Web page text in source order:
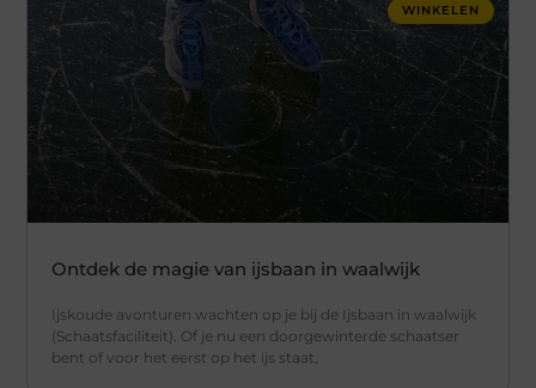
WINKELEN
Ontdek de magie van ijsbaan in waalwijk
Ijskoude avonturen wachten op je bij de Ijsbaan in waalwijk
(Schaatsfaciliteit). Of je nu een doorgewinterde schaatser
bent of voor het eerst op het ijs staat,